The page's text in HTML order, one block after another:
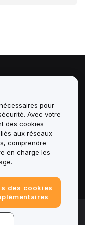
pour
Avec votre
des cookies
aux réseaux
comprendre
en charge les
des cookies